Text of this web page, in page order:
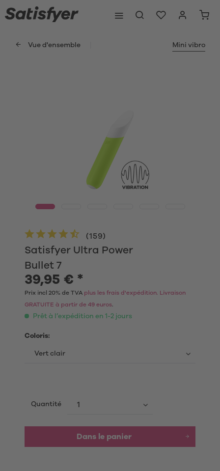
Vue d'ensemble Mini vibro
Satisfyer Ultra Power
Bullet 7
(159)
39,95 € *
Prix incl 20% de TVA plus les frais d'expédition. Livraison
GRATUITE à partir de 49 euros.
Prêt à l’expédition en 1-2 jours
Coloris:
Quantité
Dans le panier